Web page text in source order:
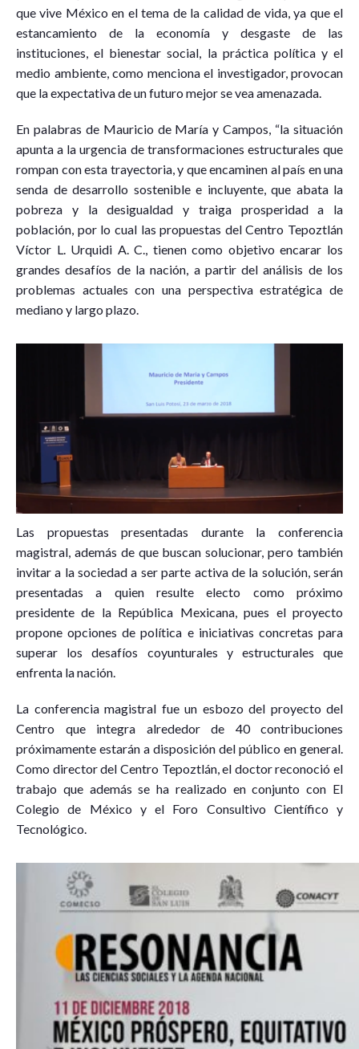
que vive México en el tema de la calidad de vida, ya que el
estancamiento de la economía y desgaste de las
instituciones, el bienestar social, la práctica política y el
medio ambiente, como menciona el investigador, provocan
que la expectativa de un futuro mejor se vea amenazada.
En palabras de Mauricio de María y Campos, “la situación
apunta a la urgencia de transformaciones estructurales que
rompan con esta trayectoria, y que encaminen al país en una
senda de desarrollo sostenible e incluyente, que abata la
pobreza y la desigualdad y traiga prosperidad a la
población, por lo cual las propuestas del Centro Tepoztlán
Víctor L. Urquidi A. C., tienen como objetivo encarar los
grandes desafíos de la nación, a partir del análisis de los
problemas actuales con una perspectiva estratégica de
mediano y largo plazo.
Las propuestas presentadas durante la conferencia
magistral, además de que buscan solucionar, pero también
invitar a la sociedad a ser parte activa de la solución, serán
presentadas a quien resulte electo como próximo
presidente de la República Mexicana, pues el proyecto
propone opciones de política e iniciativas concretas para
superar los desafíos coyunturales y estructurales que
enfrenta la nación.
La conferencia magistral fue un esbozo del proyecto del
Centro que integra alrededor de 40 contribuciones
próximamente estarán a disposición del público en general.
Como director del Centro Tepoztlán, el doctor reconoció el
trabajo que además se ha realizado en conjunto con El
Colegio de México y el Foro Consultivo Científico y
Tecnológico.